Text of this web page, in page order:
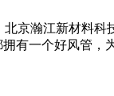
京瀚江新材料
有一个好风管，